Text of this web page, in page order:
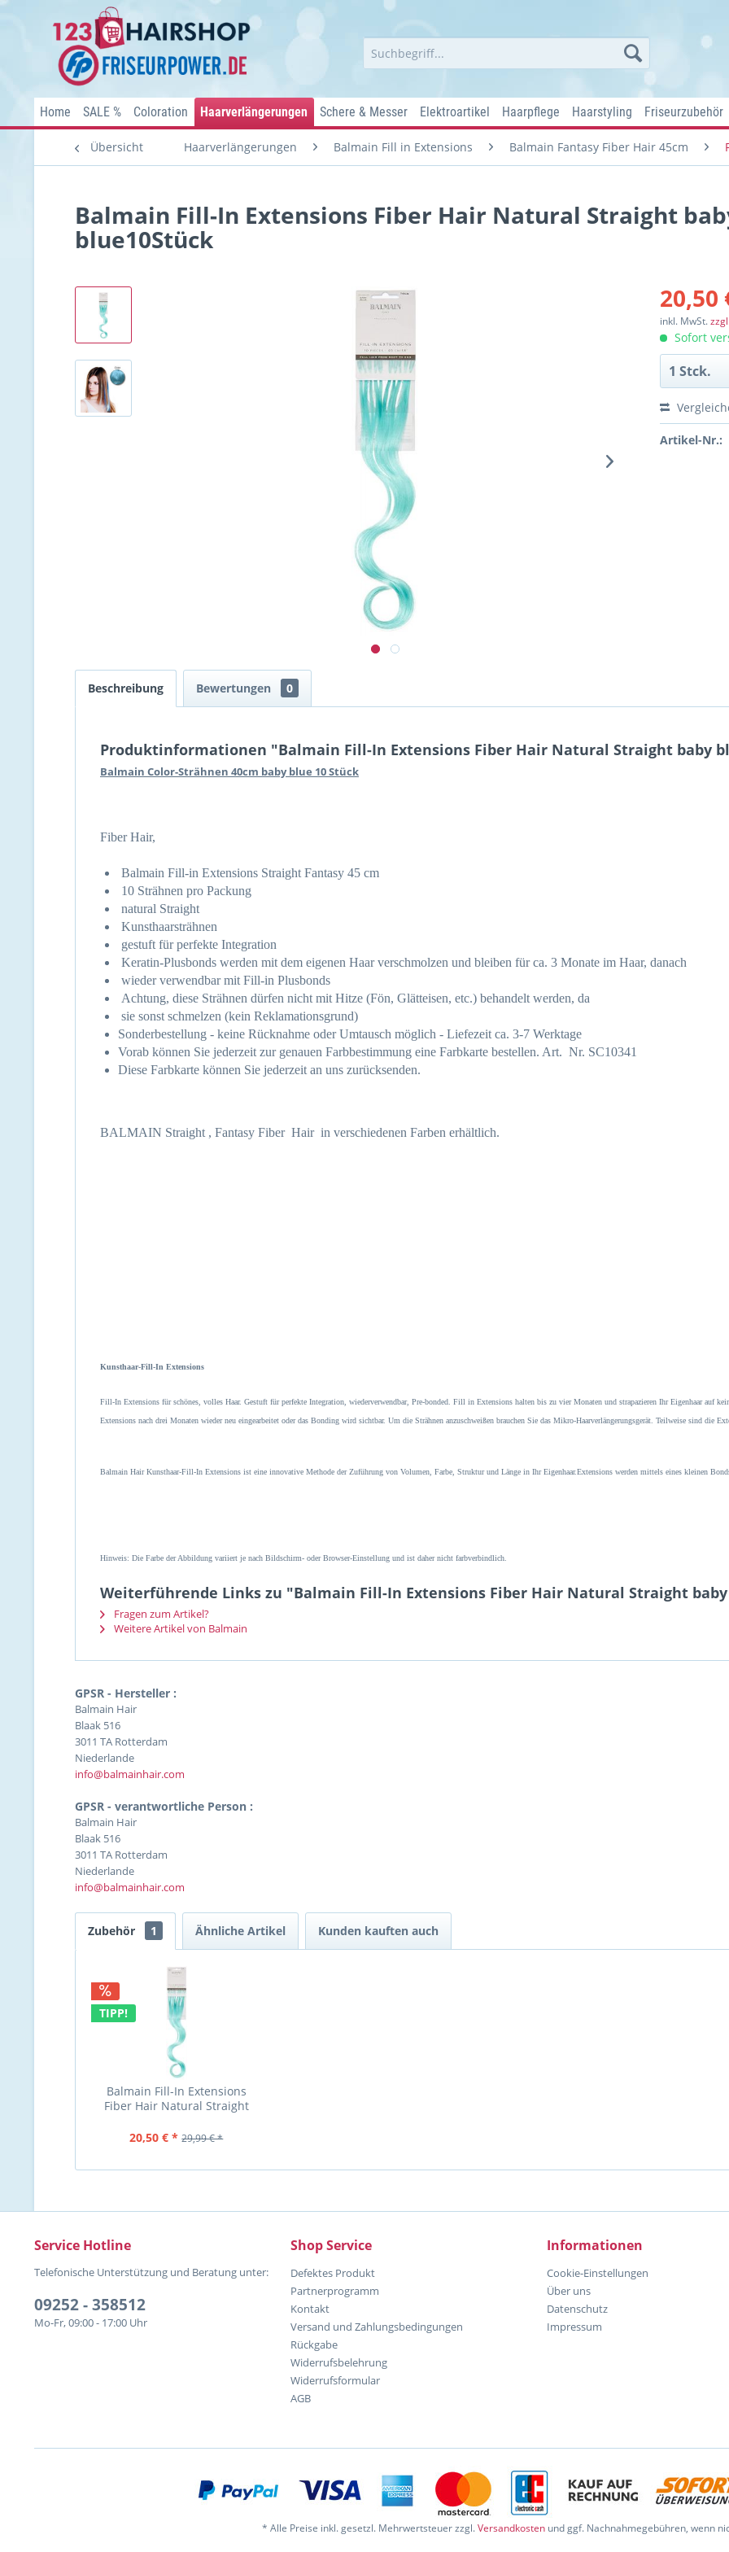
Home SALE % Coloration Haarverlängerungen Schere & Messer Elektroartikel Haarpflege Haarstyling Friseurzubehör
Übersicht Haarverlängerungen Balmain Fill in Extensions Balmain Fantasy Fiber Hair 45cm
Balmain Fill-In Extensions Fiber Hair Natural Straight
blue10Stück
20,50
inkl. MwSt.
Sofort
Artikel-Nr.:
Beschreibung Bewertungen 0
Produktinformationen "Balmain Fill-In Extensions Fiber Hair Natural Straight baby
Balmain Color-Strähnen 40cm baby blue 10 Stück
Fiber Hair,
Balmain Fill-in Extensions Straight Fantasy 45 cm
10 Strähnen pro Packung
natural Straight
Kunsthaarsträhnen
gestuft für perfekte Integration
Keratin-Plusbonds werden mit dem eigenen Haar verschmolzen und bleiben für ca. 3 Monate im Haar, danach
wieder verwendbar mit Fill-in Plusbonds
Achtung, diese Strähnen dürfen nicht mit Hitze (Fön, Glätteisen, etc.) behandelt werden, da
sie sonst schmelzen (kein Reklamationsgrund)
Sonderbestellung - keine Rücknahme oder Umtausch möglich - Liefezeit ca. 3-7 Werktage
Vorab können Sie jederzeit zur genauen Farbbestimmung eine Farbkarte bestellen. Art. Nr. SC10341
Diese Farbkarte können Sie jederzeit an uns zurücksenden.
BALMAIN Straight , Fantasy Fiber Hair in verschiedenen Farben erhältlich.
Kunsthaar-Fill-In Extensions
Fill-In Extensions für schönes, volles Haar. Gestuft für perfekte Integration, wiederverwendbar, Pre-bonded. Fill in Extensions halten bis zu vier Monaten und strapazieren Ihr Eigenhaar auf
Extensions nach drei Monaten wieder neu eingearbeitet oder das Bonding wird sichtbar. Um die Strähnen anzuschweißen brauchen Sie das Mikro-Haarverlängerungsgerät. Teilweise sind die
Balmain Hair Kunsthaar-Fill-In Extensions ist eine innovative Methode der Zuführung von Volumen, Farbe, Struktur und Länge in Ihr Eigenhaar.Extensions werden mittels eines kleinen
Hinweis: Die Farbe der Abbildung variiert je nach Bildschirm- oder Browser-Einstellung und ist daher nicht farbverbindlich.
Weiterführende Links zu "Balmain Fill-In Extensions Fiber Hair Natural Straight
Fragen zum Artikel?
Weitere Artikel von Balmain
GPSR - Hersteller :
Balmain Hair
Blaak 516
3011 TA Rotterdam
Niederlande
info@balmainhair.com
GPSR - verantwortliche Person :
Balmain Hair
Blaak 516
3011 TA Rotterdam
Niederlande
info@balmainhair.com
Zubehör 1 Ähnliche Artikel Kunden kauften auch
TIPP!
Balmain Fill-In Extensions
Fiber Hair Natural Straight
20,50 € * 29,99 € *
Service Hotline
Telefonische Unterstützung und Beratung unter:
09252 - 358512
Mo-Fr, 09:00 - 17:00 Uhr
Shop Service
Defektes Produkt
Partnerprogramm
Kontakt
Versand und Zahlungsbedingungen
Rückgabe
Widerrufsbelehrung
Widerrufsformular
AGB
Informationen
Cookie-Einstellungen
Über uns
Datenschutz
Impressum
* Alle Preise inkl. gesetzl. Mehrwertsteuer zzgl.Versandkostenund ggf. Nachnahmegebühren, wenn